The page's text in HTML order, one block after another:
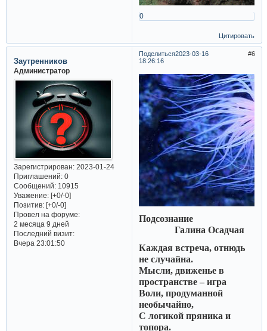
0
Цитировать
Поделиться 6
2023-03-16
18:26:16
Заутренников
Администратор
Зарегистрирован: 2023-01-24
Приглашений:0
Сообщений:10915
Уважение: [+0/-0]
Позитив: [+0/-0]
Провел на форуме:
2 месяца 9 дней
Последний визит:
Вчера 23:01:50
Подсознание
Галина Осадчая
Каждая встреча, отнюдь
не случайна.
Мысли, движенье в
пространстве – игра
Воли, продуманной
необычайно,
С логикой пряника и
топора.